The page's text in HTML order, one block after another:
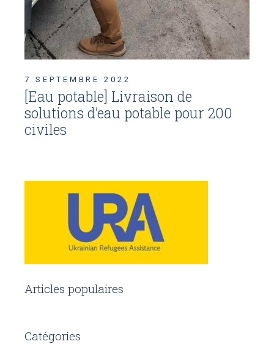
7 SEPTEMBRE 2022
[Eau potable] Livraison de
solutions d’eau potable pour 200
civiles
Articles populaires
Catégories